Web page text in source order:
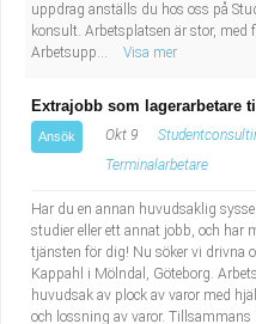
uppdrag anställs du hos oss på
konsult. Arbetsplatsen är stor, med
Arbetsupp...
Visa mer
Extrajobb som lagerarbetare
Ansök Okt 9
Terminalarbetare
Har du en annan huvudsaklig
studier eller ett annat jobb, och har
tjänsten för dig! Nu söker vi drivna
Kappahl i Mölndal, Göteborg.
huvudsak av plock av varor med
och lossning av varor.